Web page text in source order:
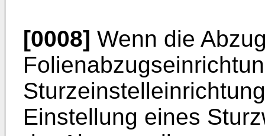
[0008] Wenn die
Einstellung eines